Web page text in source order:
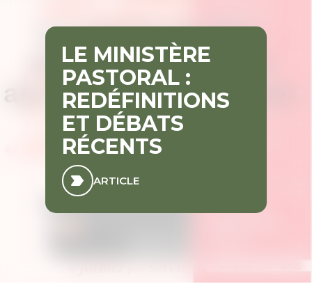
LE MINISTÈRE
PASTORAL :
REDÉFINITIONS
ET DÉBATS
RÉCENTS
ARTICLE